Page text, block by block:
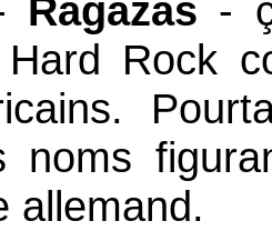
Ragazas -
Rock
noms
allemand.